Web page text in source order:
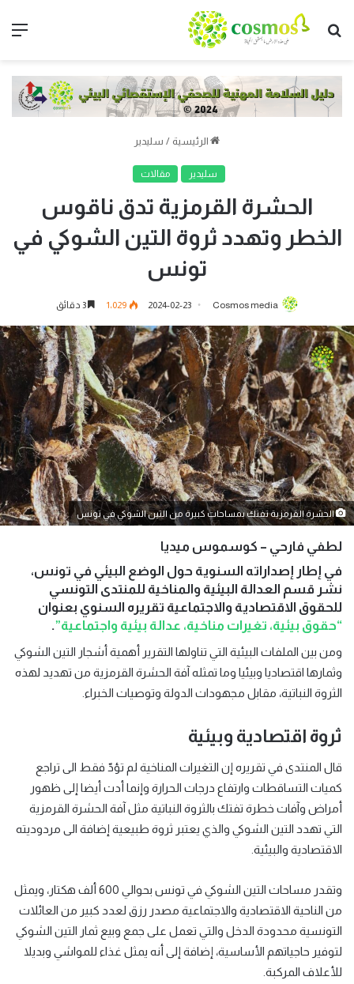
بحث
الرئيسية / سليدير
سليدير مقالات
الحشرة القرمزية تدق ناقوس
الخطر وتهدد ثروة التين الشوكي في
تونس
Cosmos media
2024-02-23 1٬029
الحشرة القرمزية تفتك بمساحات كبيرة من التين الشوكي في تونس
لطفي فارحي – كوسموس ميديا
في إطار إصداراته السنوية حول الوضع البيئي في تونس،
نشر قسم العدالة البيئية والمناخية للمنتدى التونسي
للحقوق الاقتصادية والاجتماعية تقريره السنوي بعنوان
“حقوق بيئية، تغيرات مناخية، عدالة بيئية واجتماعية”.
ومن بين الملفات البيئية التي تناولها التقرير أهمية أشجار التين الشوكي
وثمارها اقتصاديا وبيئيا وما تمثله آفة الحشرة القرمزية من تهديد لهذه
الثروة النباتية، مقابل مجهودات الدولة وتوصيات الخبراء.
ثروة اقتصادية وبيئية
قال المنتدى في تقريره إن التغيرات المناخية لم تؤدّ فقط الى تراجع
كميات التساقطات وارتفاع درجات الحرارة وإنما أدت أيضا إلى ظهور
أمراض وآفات خطرة تفتك بالثروة النباتية مثل آفة الحشرة القرمزية
التي تهدد التين الشوكي والذي يعتبر ثروة طبيعية إضافة الى مردوديته
الاقتصادية والبيئية.
وتقدر مساحات التين الشوكي في تونس بحوالي 600 ألف هكتار، ويمثل
من الناحية الاقتصادية والاجتماعية مصدر رزق لعدد كبير من العائلات
التونسية محدودة الدخل والتي تعمل على جمع وبيع ثمار التين الشوكي
لتوفير حاجياتهم الأساسية، إضافة إلى أنه يمثل غذاء للمواشي وبديلا
للأعلاف المركبة.